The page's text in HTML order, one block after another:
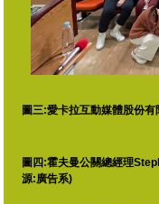
圖三:愛卡拉互動媒體股份
圖四:霍夫曼公關總經理
源:廣告系)